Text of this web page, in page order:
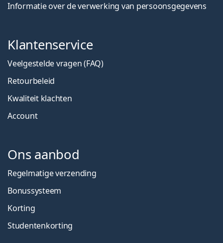
Informatie over de verwerking van persoonsgegevens
Klantenservice
Veelgestelde vragen (FAQ)
Retourbeleid
Kwaliteit klachten
Account
Ons aanbod
Regelmatige verzending
Bonussysteem
Korting
Studentenkorting